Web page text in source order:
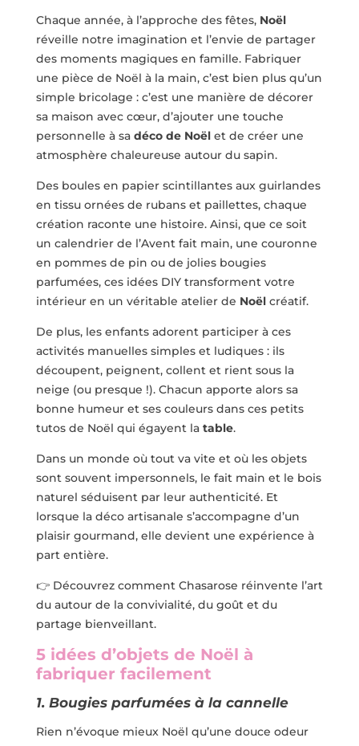
Chaque année, à l’approche des fêtes, Noël
réveille notre imagination et l’envie de partager
des moments magiques en famille. Fabriquer
une pièce de Noël à la main, c’est bien plus qu’un
simple bricolage : c’est une manière de décorer
sa maison avec cœur, d’ajouter une touche
personnelle à sa déco de Noëlet de créer une
atmosphère chaleureuse autour du sapin.
Des boules en papier scintillantes aux guirlandes
en tissu ornées de rubans et paillettes, chaque
création raconte une histoire. Ainsi, que ce soit
un calendrier de l’Avent fait main, une couronne
en pommes de pin ou de jolies bougies
parfumées, ces idées DIY transforment votre
intérieur en un véritable atelier de Noëlcréatif.
De plus, les enfants adorent participer à ces
activités manuelles simples et ludiques : ils
découpent, peignent, collent et rient sous la
neige (ou presque !). Chacun apporte alors sa
bonne humeur et ses couleurs dans ces petits
tutos de Noël qui égayent la table.
Dans un monde où tout va vite et où les objets
sont souvent impersonnels, le fait main et le bois
naturel séduisent par leur authenticité. Et
lorsque la déco artisanale s’accompagne d’un
plaisir gourmand, elle devient une expérience à
part entière.
👉Découvrez comment Chasarose réinvente l’art
du autour de la convivialité, du goût et du
partage bienveillant.
5 idées d’objets de Noël à
fabriquer facilement
1. Bougies parfumées à la cannelle
Rien n’évoque mieux Noël qu’une douce odeur